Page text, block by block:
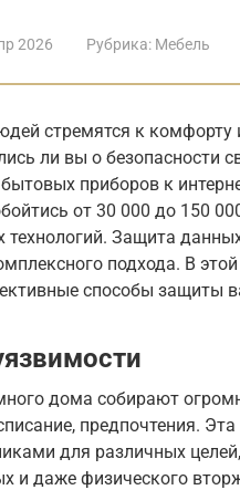
2026 Рубрика: Мебель
стремятся к
ли вы о безопасности
приборов к
от 30 000 до 150
технологий. Защита
подхода. В
способы защиты
дома собирают
предпочтения.
для различных
и даже физического